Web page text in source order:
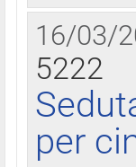
16/03/
5222
per